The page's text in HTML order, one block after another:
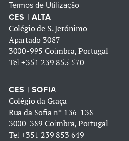
Termos de Utilização
CES | ALTA
Colégio de S. Jerónimo
Apartado 3087
3000-995 Coimbra, Portugal
Tel +351 239 855 570
CES | SOFIA
Colégio da Graça
Rua da Sofia nº 136-138
3000-389 Coimbra, Portugal
Tel +351 239 853 649